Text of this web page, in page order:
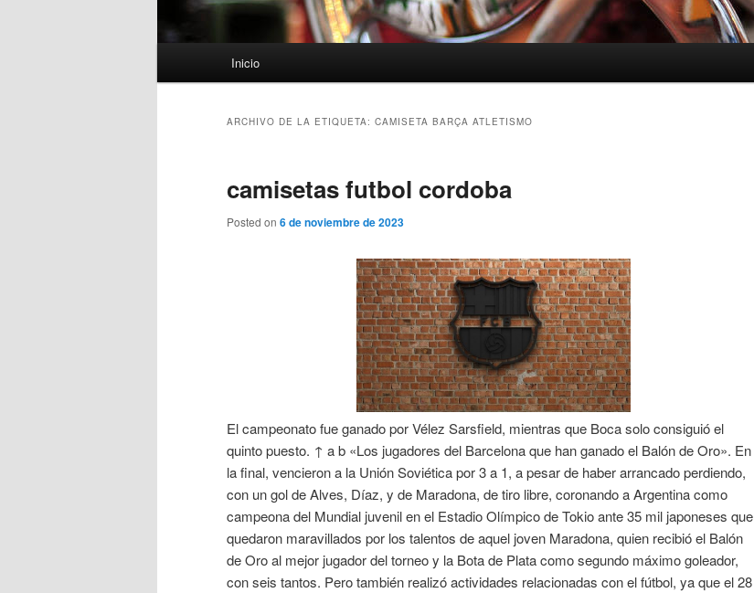
Inicio
ARCHIVO DE LA ETIQUETA: CAMISETA BARÇA ATLETISMO
camisetas futbol cordoba
Posted on 6 de noviembre de 2023
El campeonato fue ganado por Vélez Sarsfield, mientras que Boca solo consiguió el
quinto puesto. ↑ a b «Los jugadores del Barcelona que han ganado el Balón de Oro». En
la final, vencieron a la Unión Soviética por 3 a 1, a pesar de haber arrancado perdiendo,
con un gol de Alves, Díaz, y de Maradona, de tiro libre, coronando a Argentina como
campeona del Mundial juvenil en el Estadio Olímpico de Tokio ante 35 mil japoneses que
quedaron maravillados por los talentos de aquel joven Maradona, quien recibió el Balón
de Oro al mejor jugador del torneo y la Bota de Plata como segundo máximo goleador,
con seis tantos. Pero también realizó actividades relacionadas con el fútbol, ya que el 28